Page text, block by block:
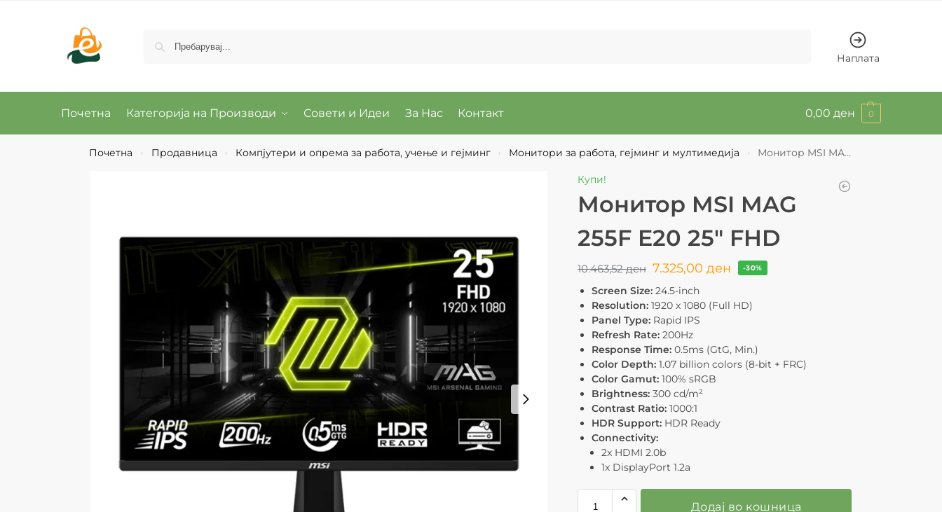
Наплата
Почетна Категорија на Производи Совети и Идеи За Нас Контакт 0,00 ден 0
Почетна › Продавница › Компјутери и опрема за работа, учење и гејминг › Монитори за работа, гејминг и мултимедија › Монитор MSI MAG 255F E20 25″ FHD
Купи!
Монитор MSI MAG
255F E20 25″ FHD
10.463,52ден 7.325,00ден -30%
Screen Size: 24.5-inch
Resolution: 1920 x 1080 (Full HD)
Panel Type: Rapid IPS
Refresh Rate: 200Hz
Response Time: 0.5ms (GtG, Min.)
Color Depth: 1.07 billion colors (8-bit + FRC)
Color Gamut: 100% sRGB
Brightness: 300 cd/m²
Contrast Ratio: 1000:1
HDR Support: HDR Ready
Connectivity:
2x HDMI 2.0b
1x DisplayPort 1.2a
Додај во кошница